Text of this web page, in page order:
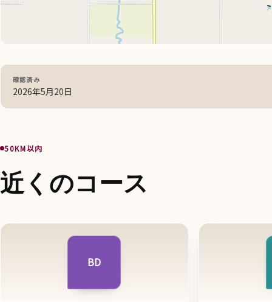
確認済み
2026年5月20日
50KM以内
近くのコース
BD